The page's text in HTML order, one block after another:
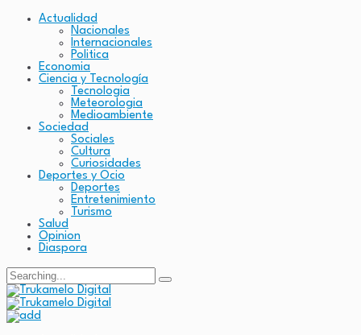
Actualidad
Nacionales
Internacionales
Politica
Economia
Ciencia y Tecnología
Tecnologia
Meteorologia
Medioambiente
Sociedad
Sociales
Cultura
Curiosidades
Deportes y Ocio
Deportes
Entretenimiento
Turismo
Salud
Opinion
Diaspora